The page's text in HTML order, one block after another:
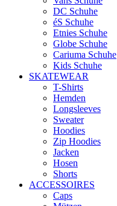
DC Schuhe
éS Schuhe
Etnies Schuhe
Globe Schuhe
Cariuma Schuhe
Kids Schuhe
SKATEWEAR
T-Shirts
Hemden
Longsleeves
Sweater
Hoodies
Zip Hoodies
Jacken
Hosen
Shorts
ACCESSOIRES
Caps